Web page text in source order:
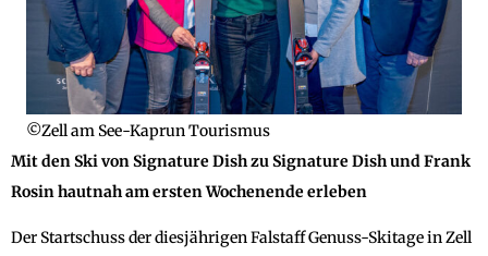
©Zell am See-Kaprun Tourismus
Mit den Ski von Signature Dish zu Signature Dish und Frank
Rosin hautnah am ersten Wochenende erleben
Der Startschuss der diesjährigen Falstaff Genuss-Skitage in Zell